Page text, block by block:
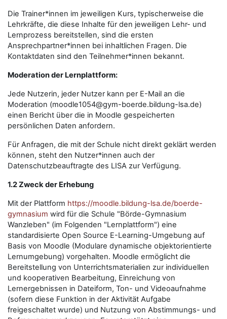
Die Trainer*innen im jeweiligen Kurs, typischerweise die
Lehrkräfte, die diese Inhalte für den jeweiligen Lehr- und
Lernprozess bereitstellen, sind die ersten
Ansprechpartner*innen bei inhaltlichen Fragen. Die
Kontaktdaten sind den Teilnehmer*innen bekannt.
Moderation der Lernplattform:
Jede Nutzerin, jeder Nutzer kann per E-Mail an die
Moderation (moodle1054@gym-boerde.bildung-lsa.de)
einen Bericht über die in Moodle gespeicherten
persönlichen Daten anfordern.
Für Anfragen, die mit der Schule nicht direkt geklärt werden
können, steht den Nutzer*innen auch der
Datenschutzbeauftragte des LISA zur Verfügung.
1.2 Zweck der Erhebung
Mit der Plattform https://moodle.bildung-lsa.de/boerde-
gymnasium wird für die Schule "Börde-Gymnasium
Wanzleben" (im Folgenden "Lernplattform") eine
standardisierte Open Source E-Learning-Umgebung auf
Basis von Moodle (Modulare dynamische objektorientierte
Lernumgebung) vorgehalten. Moodle ermöglicht die
Bereitstellung von Unterrichtsmaterialien zur individuellen
und kooperativen Bearbeitung, Einreichung von
Lernergebnissen in Dateiform, Ton- und Videoaufnahme
(sofern diese Funktion in der Aktivität Aufgabe
freigeschaltet wurde) und Nutzung von Abstimmungs- und